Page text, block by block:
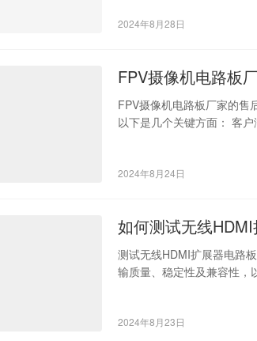
2024年8月28日
FPV摄像机电路板
FPV摄像机电路板厂家的售
以下是几个关键方面： 客
2024年8月24日
如何测试无线
测试无线HDMI扩展器电路
输质量、稳定性及兼容性，
2024年8月23日